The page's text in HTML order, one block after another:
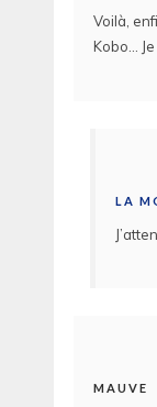
Voilà,
Kobo…
LA
MAUVE